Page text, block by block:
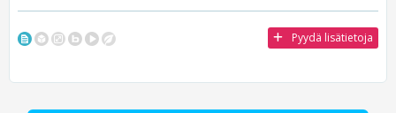
Pyydä lisätietoja